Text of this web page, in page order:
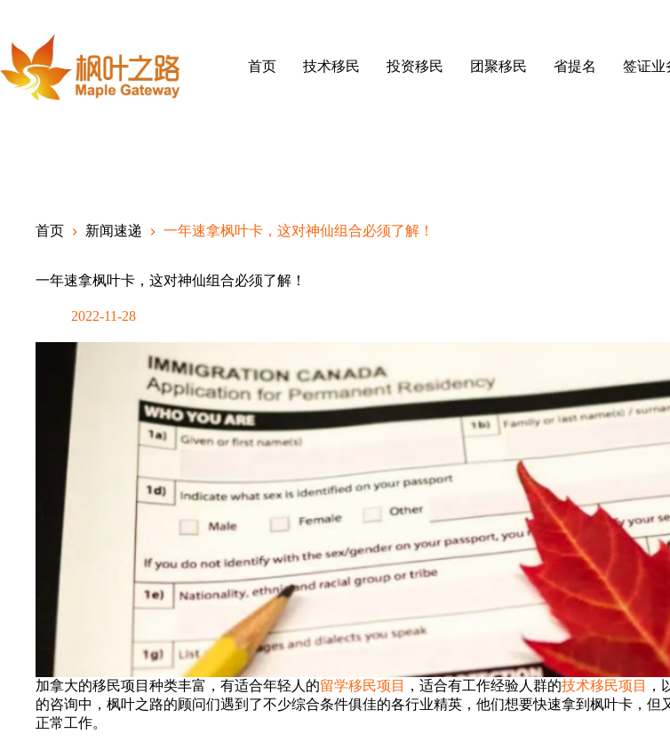
content
首页
技术移民 投资移民 团聚移民 省提名 签证业
首页 新闻速递 一年速拿枫叶卡，这对神仙组合必须了解！
一年速拿枫叶卡，这对神仙组合必须了解！
2022-11-28
加拿大的移民项目种类丰富，有适合年轻人的留学移民项目 ，适合有工作经验人群的技术移民项目
，
的咨询中，枫叶之路的顾问们遇到了不少综合条件俱佳的各行业精英，他们想要快速拿到枫叶卡，
正常工作。